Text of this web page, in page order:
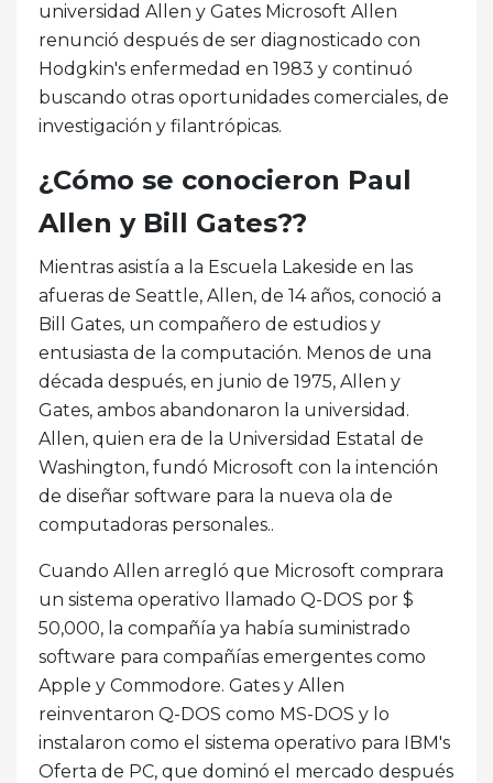
universidad Allen y Gates Microsoft Allen
renunció después de ser diagnosticado con
Hodgkin's enfermedad en 1983 y continuó
buscando otras oportunidades comerciales, de
investigación y filantrópicas.
¿Cómo se conocieron Paul
Allen y Bill Gates??
Mientras asistía a la Escuela Lakeside en las
afueras de Seattle, Allen, de 14 años, conoció a
Bill Gates, un compañero de estudios y
entusiasta de la computación. Menos de una
década después, en junio de 1975, Allen y
Gates, ambos abandonaron la universidad.
Allen, quien era de la Universidad Estatal de
Washington, fundó Microsoft con la intención
de diseñar software para la nueva ola de
computadoras personales..
Cuando Allen arregló que Microsoft comprara
un sistema operativo llamado Q-DOS por $
50,000, la compañía ya había suministrado
software para compañías emergentes como
Apple y Commodore. Gates y Allen
reinventaron Q-DOS como MS-DOS y lo
instalaron como el sistema operativo para IBM's
Oferta de PC, que dominó el mercado después